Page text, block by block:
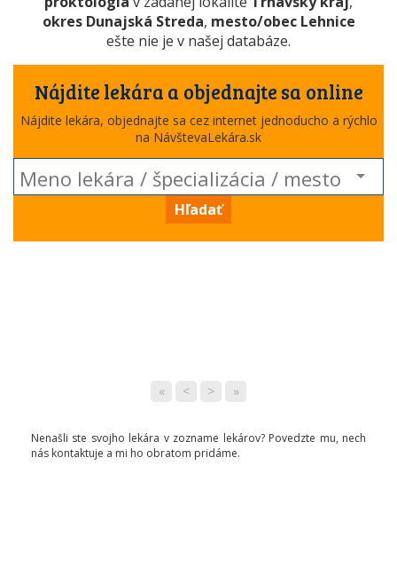
okres Dunajská Streda, mesto/obec Lehnice
ešte nie je v našej databáze.
Nájdite lekára a objednajte sa online
Nájdite lekára, objednajte sa cez internet jednoducho a rýchlo
na NávštevaLekára.sk
Hľadať
« < > »
Nenašli ste svojho lekára v zozname lekárov? Povedzte mu, nech
nás kontaktuje a mi ho obratom pridáme.